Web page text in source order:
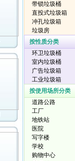
带锁垃圾桶
直投式垃圾箱
冲孔垃圾箱
垃圾房
按性质分类
环卫垃圾桶
室内垃圾桶
广告垃圾箱
工业垃圾箱
按使用场所分类
道路公路
工厂
地铁站
医院
写字楼
学校
购物中心